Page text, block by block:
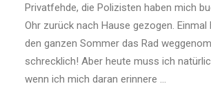
Privatfehde, die Polizisten haben mich
Ohr zurück nach Hause gezogen. Einmal
den ganzen Sommer das Rad
schrecklich! Aber heute muss ich
wenn ich mich daran erinnere …